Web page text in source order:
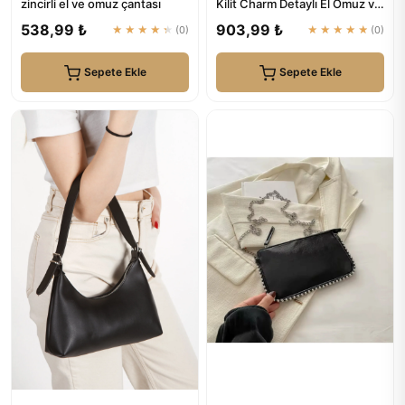
zincirli el ve omuz çantası
538,99 ₺ ★★★★★ (0)
Sepete Ekle
Kilit Charm Detaylı El Omuz ve
903,99 ₺ ★★★★★ (0)
Sepete Ekle